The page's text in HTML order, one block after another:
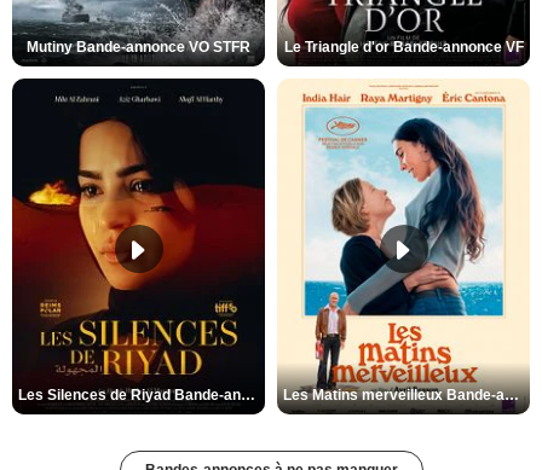
Mutiny Bande-annonce VO STFR Le Triangle d'or Bande-annonce VF
Les Silences de Riyad Bande-annonce VO STFR Les Matins merveilleux Bande-annonce VF